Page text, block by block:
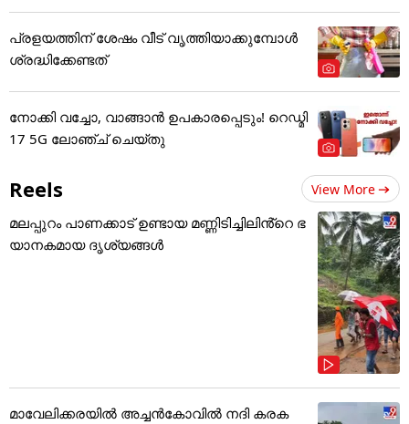
പ്രളയത്തിന് ശേഷം വീട് വൃത്തിയാക്കുമ്പോൾ
ശ്രദ്ധിക്കേണ്ടത്
നോക്കി വച്ചോ, വാങ്ങാൻ ഉപകാരപ്പെടും! റെഡ്മി
17 5G ലോഞ്ച് ചെയ്തു
Reels View More
മലപ്പുറം പാണക്കാട് ഉണ്ടായ മണ്ണിടിച്ചിലിൻ്റെ ഭ
യാനകമായ ദൃശ്യങ്ങൾ
മാവേലിക്കരയിൽ അച്ചൻകോവിൽ നദി കരക